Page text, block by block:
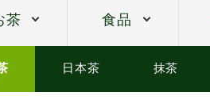
茶 食品
日本茶 抹茶